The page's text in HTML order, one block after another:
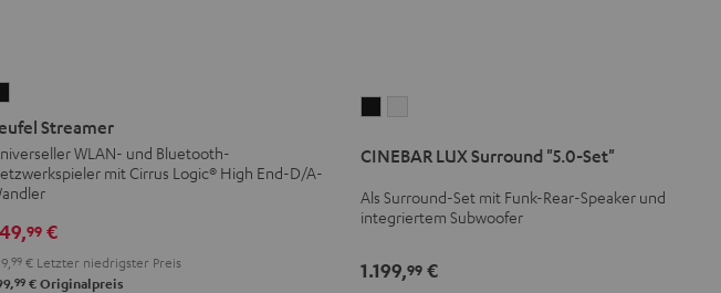
Streamer
Schwarz
Streamer
WLAN- und Bluetooth-
mit Cirrus Logic® High End-D/A-
99 €
99 € Letzter niedrigster Preis
99 € Originalpreis
Surround
"5.0-
Set"
Surround
Set"
CINEBAR LUX Surround "5.0-Set"
Als Surround-Set mit Funk-Rear-Speaker und
integriertem Subwoofer
1.199,99 €